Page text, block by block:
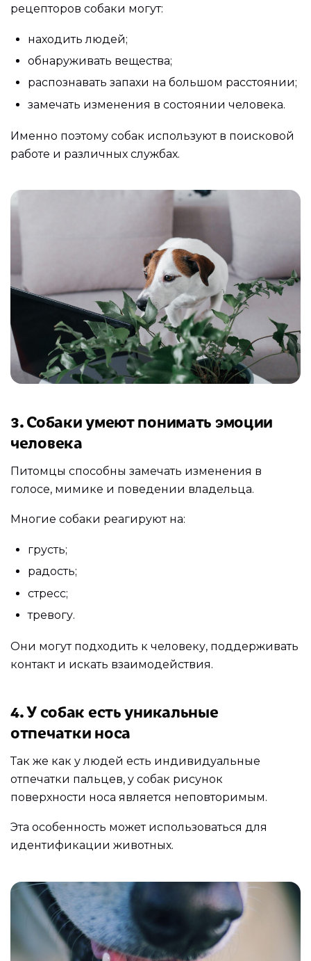
рецепторов собаки могут:
находить людей;
обнаруживать вещества;
распознавать запахи на большом расстоянии;
замечать изменения в состоянии человека.
Именно поэтому собак используют в поисковой
работе и различных службах.
3. Собаки умеют понимать эмоции
человека
Питомцы способны замечать изменения в
голосе, мимике и поведении владельца.
Многие собаки реагируют на:
грусть;
радость;
стресс;
тревогу.
Они могут подходить к человеку, поддерживать
контакт и искать взаимодействия.
4. У собак есть уникальные
отпечатки носа
Так же как у людей есть индивидуальные
отпечатки пальцев, у собак рисунок
поверхности носа является неповторимым.
Эта особенность может использоваться для
идентификации животных.